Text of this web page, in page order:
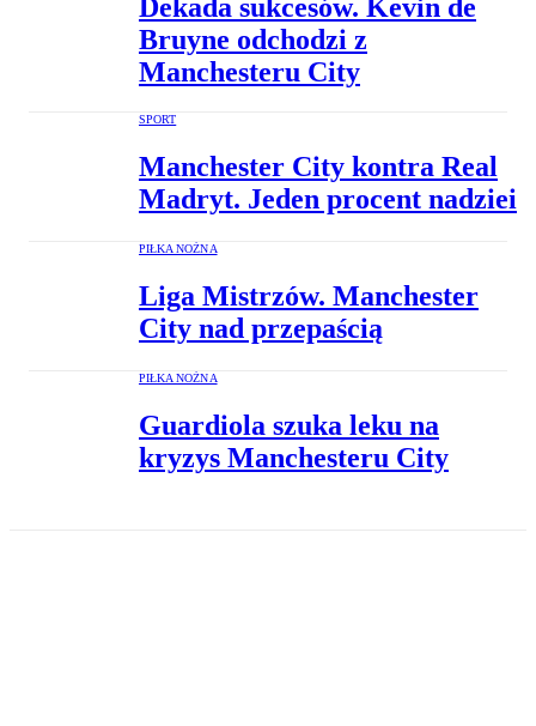
Dekada sukcesów. Kevin de
Bruyne odchodzi z
Manchesteru City
SPORT
Manchester City kontra Real
Madryt. Jeden procent nadziei
PIŁKA NOŻNA
Liga Mistrzów. Manchester
City nad przepaścią
PIŁKA NOŻNA
Guardiola szuka leku na
kryzys Manchesteru City